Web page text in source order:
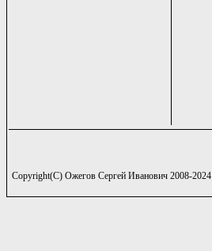
Copyright(C) Ожегов Сергей Иванович 2008-2024